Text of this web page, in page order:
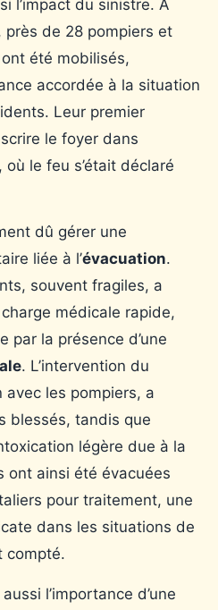
l’impact du sinistre. À
près de 28 pompiers et
été mobilisés,
accordée à la situation
Leur premier
le foyer dans
où le feu s’était déclaré
dû gérer une
liée à l’évacuation.
souvent fragiles, a
médicale rapide,
par la présence d’une
. L’intervention du
avec les pompiers, a
blessés, tandis que
légère due à la
ont ainsi été évacuées
pour traitement, une
dans les situations de
compté.
l’importance d’une